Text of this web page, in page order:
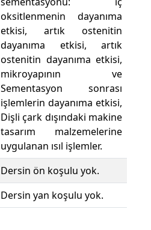
oksitlenmenin dayanıma
etkisi, artık ostenitin
dayanıma etkisi, artık
ostenitin dayanıma etkisi,
mikroyapının ve
Sementasyon sonrası
işlemlerin dayanıma etkisi,
Dişli çark dışındaki makine
tasarım malzemelerine
uygulanan ısıl işlemler.
Dersin ön koşulu yok.
Dersin yan koşulu yok.